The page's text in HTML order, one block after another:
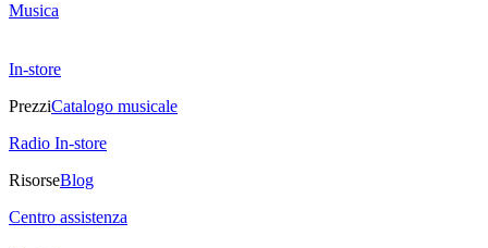
Musica
In-store
PrezziCatalogo musicale
Radio In-store
RisorseBlog
Centro assistenza